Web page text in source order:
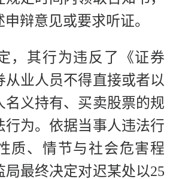
辩意见或要求听证。
，其行为违反了《证券
从业人员不得直接或者以
名义持有、买卖股票的规
行为。依据当事人违法行
质、情节与社会危害程
局最终决定对迟某处以25